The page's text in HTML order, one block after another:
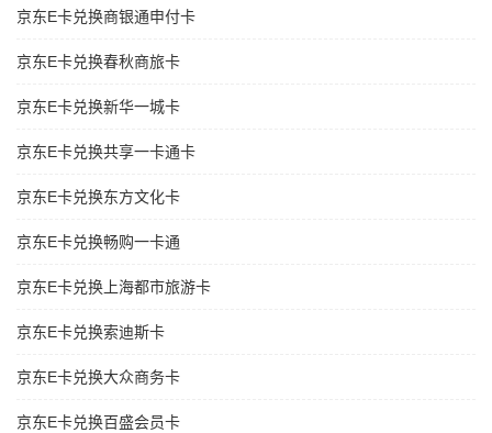
京东E卡兑换商银通申付卡
京东E卡兑换春秋商旅卡
京东E卡兑换新华一城卡
京东E卡兑换共享一卡通卡
京东E卡兑换东方文化卡
京东E卡兑换畅购一卡通
京东E卡兑换上海都市旅游卡
京东E卡兑换索迪斯卡
京东E卡兑换大众商务卡
京东E卡兑换百盛会员卡